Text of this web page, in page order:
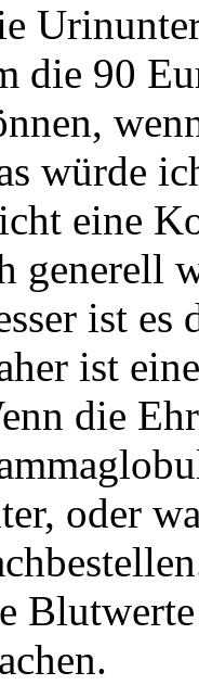
die 90
würde
eine
generell
ist
ist
die
oder